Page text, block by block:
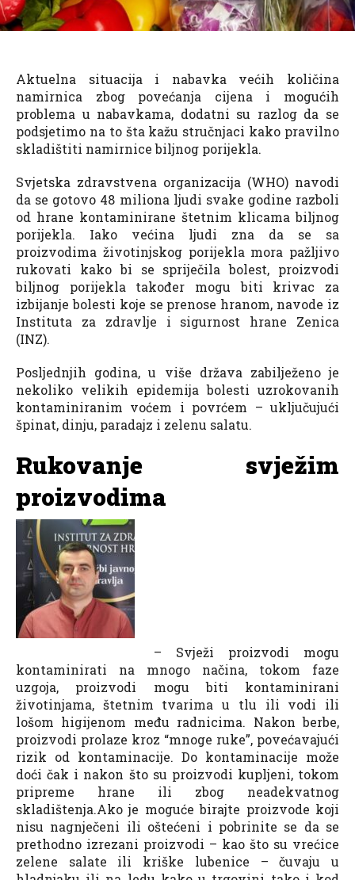
Aktuelna situacija i nabavka većih količina
namirnica zbog povećanja cijena i mogućih
problema u nabavkama, dodatni su razlog da se
podsjetimo na to šta kažu stručnjaci kako pravilno
skladištiti namirnice biljnog porijekla.
Svjetska zdravstvena organizacija (WHO) navodi
da se gotovo 48 miliona ljudi svake godine razboli
od hrane kontaminirane štetnim klicama biljnog
porijekla. Iako većina ljudi zna da se sa
proizvodima životinjskog porijekla mora pažljivo
rukovati kako bi se spriječila bolest, proizvodi
biljnog porijekla također mogu biti krivac za
izbijanje bolesti koje se prenose hranom, navode iz
Instituta za zdravlje i sigurnost hrane Zenica
(INZ).
Posljednjih godina, u više država zabilježeno je
nekoliko velikih epidemija bolesti uzrokovanih
kontaminiranim voćem i povrćem – uključujući
špinat, dinju, paradajz i zelenu salatu.
Rukovanje svježim
proizvodima
– Svježi proizvodi mogu
kontaminirati na mnogo načina, tokom faze
uzgoja, proizvodi mogu biti kontaminirani
životinjama, štetnim tvarima u tlu ili vodi ili
lošom higijenom među radnicima. Nakon berbe,
proizvodi prolaze kroz “mnoge ruke”, povećavajući
rizik od kontaminacije. Do kontaminacije može
doći čak i nakon što su proizvodi kupljeni, tokom
pripreme hrane ili zbog neadekvatnog
skladištenja.Ako je moguće birajte proizvode koji
nisu nagnječeni ili oštećeni i pobrinite se da se
prethodno izrezani proizvodi – kao što su vrećice
zelene salate ili kriške lubenice – čuvaju u